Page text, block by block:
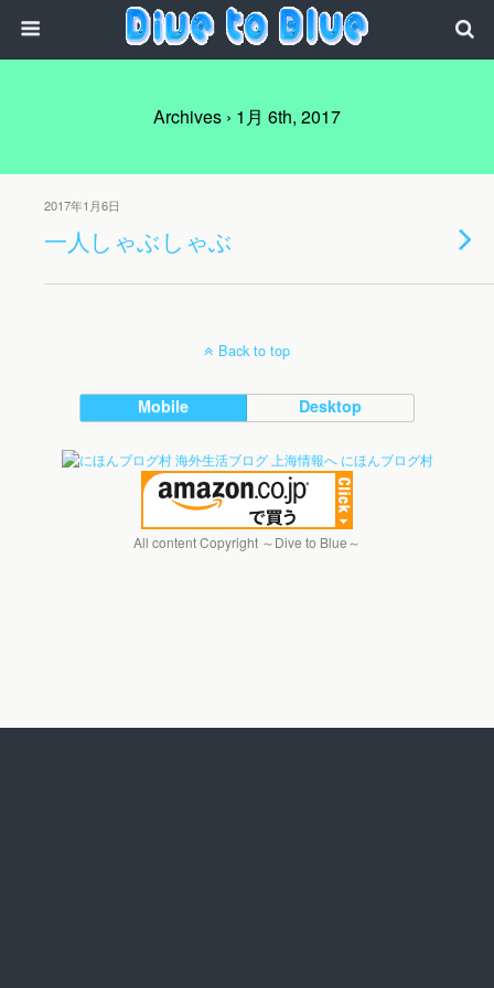
Archives › 1月 6th, 2017
2017年1月6日
一人しゃぶしゃぶ
Back to top
Mobile Desktop
にほんブログ村
All content Copyright ～Dive to Blue～